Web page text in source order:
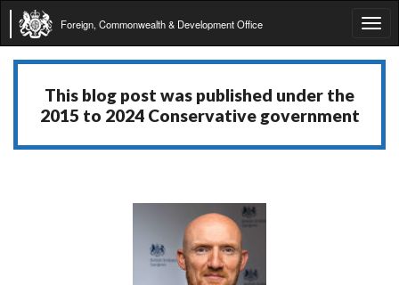
Foreign, Commonwealth & Development Office
This blog post was published under the
2015 to 2024 Conservative government